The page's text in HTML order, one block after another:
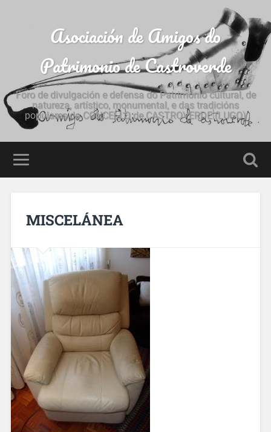
Asociación de Amigos do
Patrimonio de Castroverde
Foro de divulgación e defensa do Patrimonio cultural, de
natureza, artístico, monumental, e das tradicións
populares do CONCELLO de CASTROVERDE (LUGO)
MISCELÁNEA